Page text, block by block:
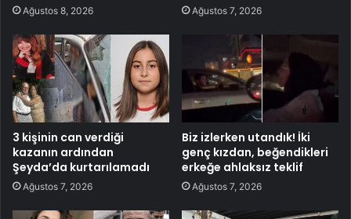
Ağustos 8, 2026 Ağustos 7, 2026
3 kişinin can verdiği
kazanın ardından
Şeyda’da kurtarılamadı
Ağustos 7, 2026
Biz izlerken utandık! İki
genç kızdan, beğendikleri
erkeğe ahlaksız teklif
Ağustos 7, 2026